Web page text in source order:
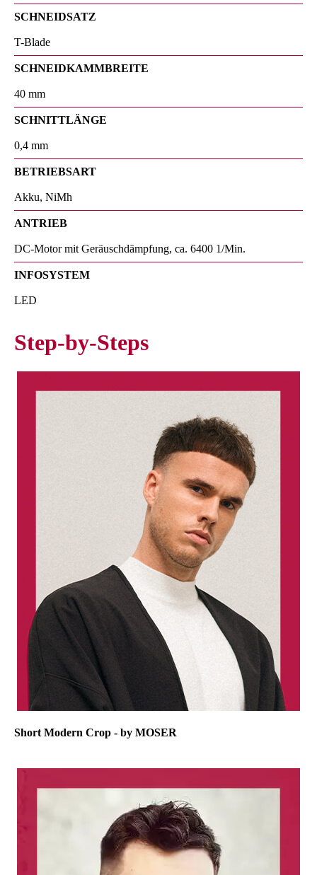
SCHNEIDSATZ
T-Blade
SCHNEIDKAMMBREITE
40 mm
SCHNITTLÄNGE
0,4 mm
BETRIEBSART
Akku, NiMh
ANTRIEB
DC-Motor mit Geräuschdämpfung, ca. 6400 1/Min.
INFOSYSTEM
LED
Step-by-Steps
Short Modern Crop - by MOSER